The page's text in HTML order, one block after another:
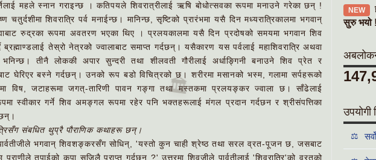
महले स्नान गराइन्छ । कतिपयले शिवरात्रीलाई ऋषि बोधोत्सवका रूपमा मनाउने गरेका छन् !
चतुर्दशीमा शिवरात्रि पर्व मनाईन्छ। मानिन्छ, सृष्टिको प्रारंभमा यसै दिन मध्यरात्रिकालमा भगवान्
रुद्रका रूपमा अवतरण भएका थिए । प्रलयकालमा यसै दिन प्रदोषको समयमा भगवान शिव
ब्रह्माण्डलाई तेस्रो नेत्रको ज्वालाबाट समाप्त गर्दछन्। यसैकारण यस पर्वलाई महाशिवरात्रि अथवा
भनिन्छ। तीनै लोककी अपार सुन्दरी तथा शीलवती गौरीलाई अर्धाङ्गिनी बनाउने शिव प्रेत र
घेरिएर बस्ने गर्दछन्। उनको रूप बडो विचित्रको छ। शरीरमा मसानको भस्म, गलामा सर्पहरूको
विष, जटाहरूमा जगत्-तारिणी पावन गङ्गा तथा मस्तकमा प्रलयङ्कर ज्वाला छ। साँढेलाई
स्वीकार गर्ने शिव अमङ्गल रूपमा रहेर पनि भक्तहरूलाई मंगल प्रदान गर्दछन र श्रीसंपत्तिका
संबधित थुप्रै पौराणिक कथाहरू छन्।
भगवान् शिवशङ्करसँग सोधिन्, 'यस्तो कुन चाही श्रेष्ठ तथा सरल व्रत-पूजन छ, जसबाट
प्राणीले तपाईको कृपा सजिलै प्राप्त गर्दछन ?' उत्तरमा शिवजीले पार्वतीलाई 'शिवरात्रि'को व्रतको
NEW
सुरु भयो
⚖️
🏛️